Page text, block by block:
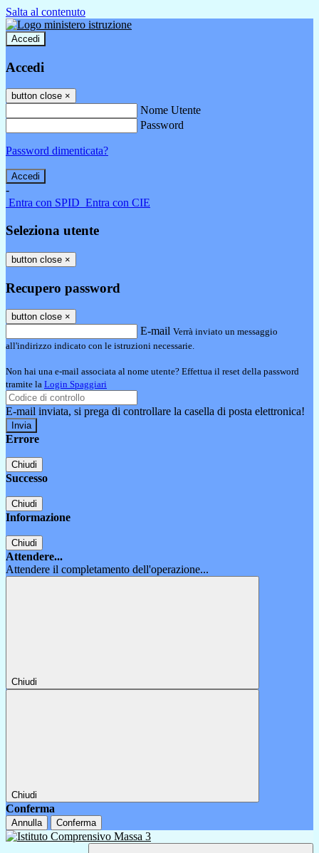
Salta al contenuto
Accedi
Accedi
button close ×
Nome Utente
Password
Password dimenticata?
-
Entra con SPID Entra con CIE
Seleziona utente
button close ×
Recupero password
button close ×
E-mail Verrà inviato un messaggio
all'indirizzo indicato con le istruzioni necessarie.
Non hai una e-mail associata al nome utente? Effettua il reset della password
tramite la Login Spaggiari
E-mail inviata, si prega di controllare la casella di posta elettronica!
Errore
Chiudi
Successo
Chiudi
Informazione
Chiudi
Attendere...
Attendere il completamento dell'operazione...
Chiudi
Chiudi
Conferma
Annulla Conferma